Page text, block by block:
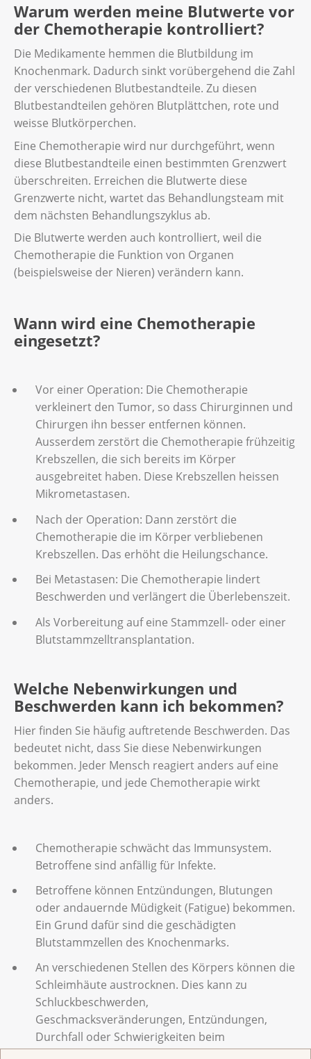
Warum werden meine Blutwerte vor
der Chemotherapie kontrolliert?
Die Medikamente hemmen die Blutbildung im
Knochenmark. Dadurch sinkt vorübergehend die Zahl
der verschiedenen Blutbestandteile. Zu diesen
Blutbestandteilen gehören Blutplättchen, rote und
weisse Blutkörperchen.
Eine Chemotherapie wird nur durchgeführt, wenn
diese Blutbestandteile einen bestimmten Grenzwert
überschreiten. Erreichen die Blutwerte diese
Grenzwerte nicht, wartet das Behandlungsteam mit
dem nächsten Behandlungszyklus ab.
Die Blutwerte werden auch kontrolliert, weil die
Chemotherapie die Funktion von Organen
(beispielsweise der Nieren) verändern kann.
Wann wird eine Chemotherapie
eingesetzt?
Vor einer Operation: Die Chemotherapie
verkleinert den Tumor, so dass Chirurginnen und
Chirurgen ihn besser entfernen können.
Ausserdem zerstört die Chemotherapie frühzeitig
Krebszellen, die sich bereits im Körper
ausgebreitet haben. Diese Krebszellen heissen
Mikrometastasen.
Nach der Operation: Dann zerstört die
Chemotherapie die im Körper verbliebenen
Krebszellen. Das erhöht die Heilungschance.
Bei Metastasen: Die Chemotherapie lindert
Beschwerden und verlängert die Überlebenszeit.
Als Vorbereitung auf eine Stammzell- oder einer
Blutstammzelltransplantation.
Welche Nebenwirkungen und
Beschwerden kann ich bekommen?
Hier finden Sie häufig auftretende Beschwerden. Das
bedeutet nicht, dass Sie diese Nebenwirkungen
bekommen. Jeder Mensch reagiert anders auf eine
Chemotherapie, und jede Chemotherapie wirkt
anders.
Chemotherapie schwächt das Immunsystem.
Betroffene sind anfällig für Infekte.
Betroffene können Entzündungen, Blutungen
oder andauernde Müdigkeit (Fatigue) bekommen.
Ein Grund dafür sind die geschädigten
Blutstammzellen des Knochenmarks.
An verschiedenen Stellen des Körpers können die
Schleimhäute austrocknen. Dies kann zu
Schluckbeschwerden,
Geschmacksveränderungen, Entzündungen,
Durchfall oder Schwierigkeiten beim
Geschlechtsverkehr führen.